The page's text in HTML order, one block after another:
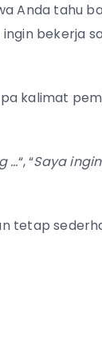
Anda tahu
bekerja
kalimat
…“, “Saya
tetap